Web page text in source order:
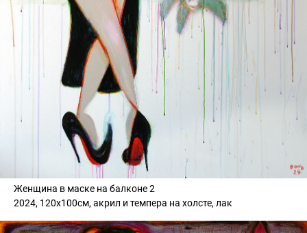
Женщина в маске на балконе 2
2024, 120х100см, акрил и темпера на холсте, лак